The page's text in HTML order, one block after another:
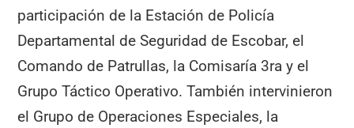
participación de la Estación de Policía
Departamental de Seguridad de Escobar, el
Comando de Patrullas, la Comisaría 3ra y el
Grupo Táctico Operativo. También intervinieron
el Grupo de Operaciones Especiales, la